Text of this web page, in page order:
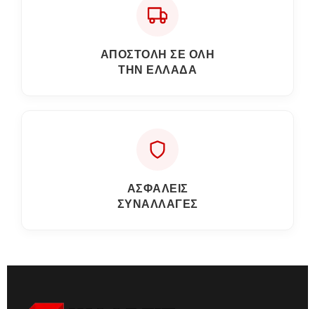
ΑΠΟΣΤΟΛΗ ΣΕ ΟΛΗ
ΤΗΝ ΕΛΛΑΔΑ
ΑΣΦΑΛΕΙΣ
ΣΥΝΑΛΛΑΓΕΣ